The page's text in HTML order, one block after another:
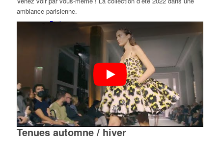
Berlin
Düsseldorf
Hambourg
Cologne
ambiance parisienne.
Tenues automne / hiver